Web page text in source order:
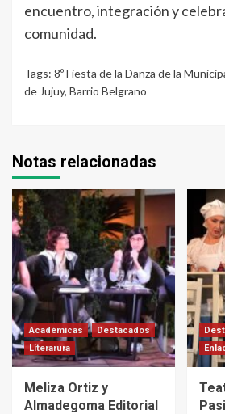
encuentro, integración y
comunidad.
Tags: 8º Fiesta de la Danza de la
de Jujuy, Barrio Belgrano
Notas relacionadas
Académicas
Destacados
Literarura
Meliza Ortiz y
Almadegoma Editorial